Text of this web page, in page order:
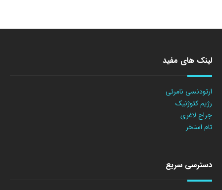
لینک های مفید
ارتودنسی نامرئی
رژیم کتوژنیک
جراح لاغری
تام استخر
دسترسی سریع